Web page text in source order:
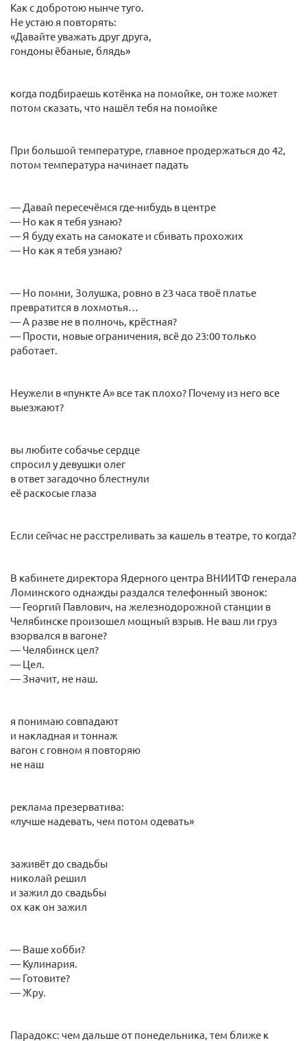
Как с добротою нынче туго.
Не устаю я повторять:
«Давайте уважать друг друга,
гондоны ёбаные, блядь»
когда подбираешь котёнка на помойке, он тоже может
потом сказать, что нашёл тебя на помойке
При большой температуре, главное продержаться до 42,
потом температура начинает падать
— Давай пересечёмся где-нибудь в центре
— Но как я тебя узнаю?
— Я буду ехать на самокате и сбивать прохожих
— Но как я тебя узнаю?
— Но помни, Золушка, ровно в 23 часа твоё платье
превратится в лохмотья…
— А разве не в полночь, крёстная?
— Прости, новые ограничения, всё до 23:00 только
работает.
Неужели в «пункте А» все так плохо? Почему из него все
выезжают?
вы любите собачье сердце
спросил у девушки олег
в ответ загадочно блестнули
её раскосые глаза
Если сейчас не расстреливать за кашель в театре, то когда?
В кабинете директора Ядерного центра ВНИИТФ генерала
Ломинского однажды раздался телефонный звонок:
— Георгий Павлович, на железнодорожной станции в
Челябинске произошел мощный взрыв. Не ваш ли груз
взорвался в вагоне?
— Челябинск цел?
— Цел.
— Значит, не наш.
я понимаю совпадают
и накладная и тоннаж
вагон с говном я повторяю
не наш
реклама презерватива:
«лучше надевать, чем потом одевать»
заживёт до свадьбы
николай решил
и зажил до свадьбы
ох как он зажил
— Ваше хобби?
— Кулинария.
— Готовите?
— Жру.
Парадокс: чем дальше от понедельника, тем ближе к